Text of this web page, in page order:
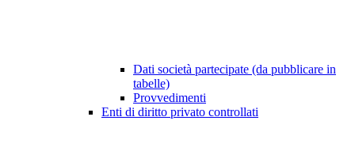
Dati società partecipate (da pubblicare in
tabelle)
Provvedimenti
Enti di diritto privato controllati